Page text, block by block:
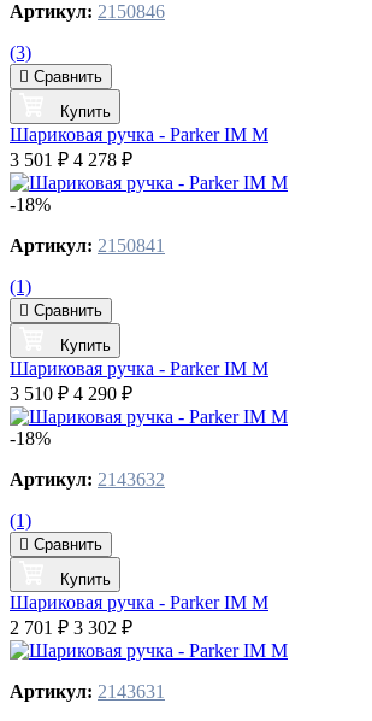
Артикул: 2150846
(3)
Сравнить
Купить
Шариковая ручка - Parker IM M
3 501 ₽ 4 278 ₽
-18%
Артикул: 2150841
(1)
Сравнить
Купить
Шариковая ручка - Parker IM M
3 510 ₽ 4 290 ₽
-18%
Артикул: 2143632
(1)
Сравнить
Купить
Шариковая ручка - Parker IM M
2 701 ₽ 3 302 ₽
Артикул: 2143631